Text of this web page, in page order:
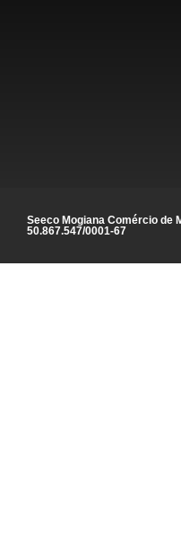
Seeco Mogiana Comércio de
50.867.547/0001-67